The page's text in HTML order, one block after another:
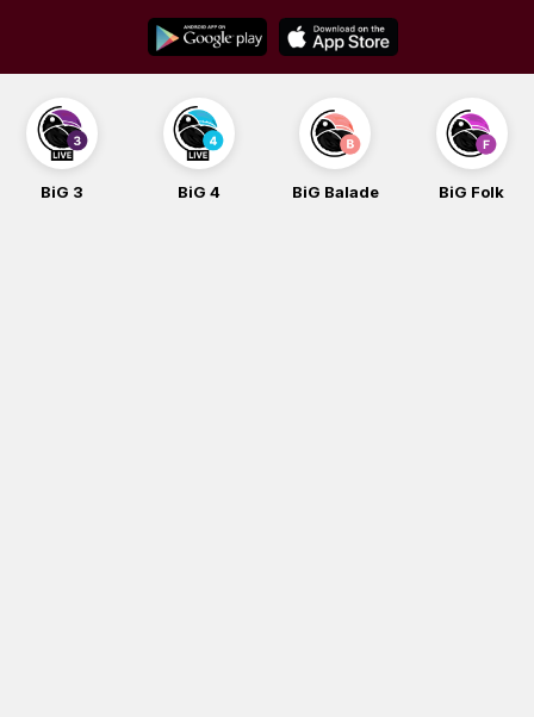
content
BiG Balade BiG Folk